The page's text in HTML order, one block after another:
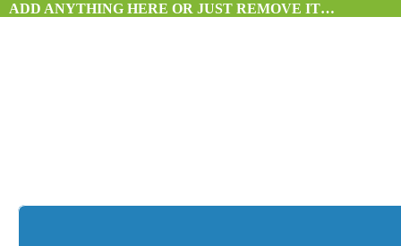
ADD ANYTHING HERE OR JUST REMOVE IT…